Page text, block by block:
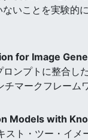
いことを実験的
for Image
ンプトに整合
マークフレーム
Models with
ト・ツー・イ